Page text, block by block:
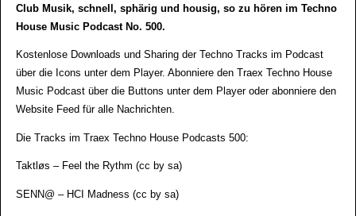
Club Musik, schnell, sphärig und housig, so zu hören im Techno
House Music Podcast No. 500.
Kostenlose Downloads und Sharing der Techno Tracks im Podcast
über die Icons unter dem Player. Abonniere den Traex Techno House
Music Podcast über die Buttons unter dem Player oder abonniere den
Website Feed für alle Nachrichten.
Die Tracks im Traex Techno House Podcasts 500:
Taktløs – Feel the Rythm (cc by sa)
SENN@ – HCI Madness (cc by sa)